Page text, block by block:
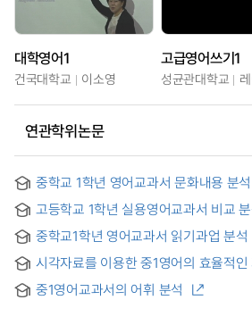
대학영어1
건국대학교 이소영
고급영어쓰기1
성균관대학교
연관학위논문
중학교 1학년 영어교과서 문화내용 분
고등학교 1학년 실용영어교과서 비교
중학교1학년 영어교과서 읽기과업 분
six levels of reading comprehension
시각자료를 이용한 중1영어의 효율적
중1영어교과서의 어휘 분석